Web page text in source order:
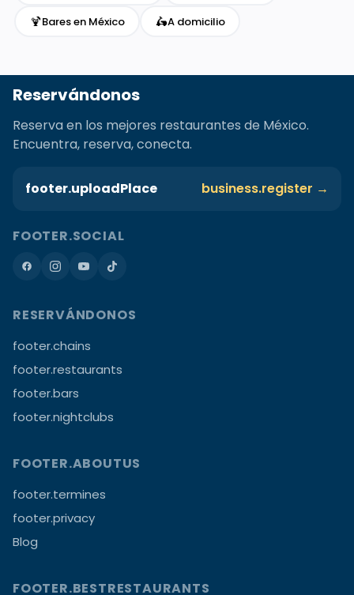
🍹Bares en México 🛵A domicilio
Reservándonos
Reserva en los mejores restaurantes de México.
Encuentra, reserva, conecta.
footer.uploadPlace business.register →
FOOTER.SOCIAL
RESERVÁNDONOS
footer.chains
footer.restaurants
footer.bars
footer.nightclubs
FOOTER.ABOUTUS
footer.termines
footer.privacy
Blog
FOOTER.BESTRESTAURANTS